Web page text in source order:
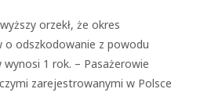
orzekł, że okres
o odszkodowanie z powodu
1 rok. – Pasażerowie
zarejestrowanymi w Polsce